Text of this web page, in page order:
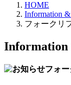
HOME
Information
フォークリ
Information
フォー